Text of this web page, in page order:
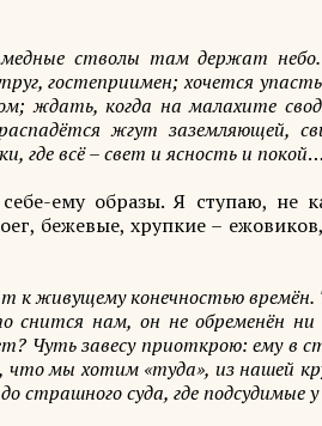
медные стволы там держат
гостеприимен; хочется
ждать, когда на малахите
жгут заземляющей,
где всё – свет и ясность и покой…
ему образы. Я ступаю, не
бежевые, хрупкие –
к живущему конечностью
нам, он не обременён
Чуть завесу приоткрою: ему в
что мы хотим «туда», из нашей
страшного суда, где